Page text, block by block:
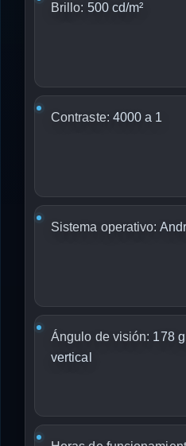
Brillo: 500 cd/m²
Contraste: 4000 a 1
Sistema operativo:
Ángulo de visión: 178
vertical